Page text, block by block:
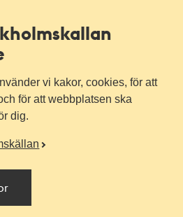
vi kakor, cookies, för att
för att webbplatsen ska
dig.